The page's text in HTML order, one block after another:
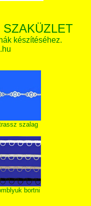
SZAKÜZLET
készítéséhez.
szalag
bortni